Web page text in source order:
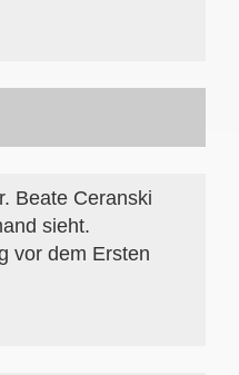
Beate Ceranski
sieht.
vor dem Ersten